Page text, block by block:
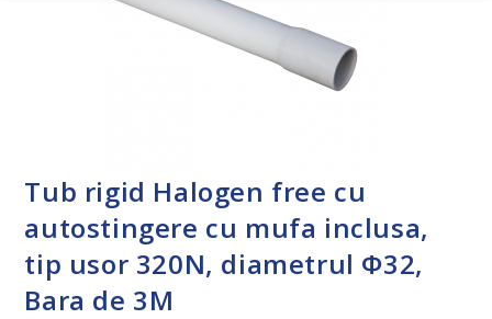
Tub rigid Halogen free cu
autostingere cu mufa inclusa,
tip usor 320N, diametrul Φ32,
Bara de 3M